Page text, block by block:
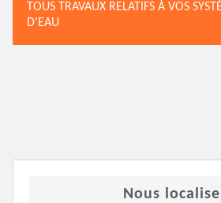
TOUS TRAVAUX RELATIFS À VOS
D’EAU
Nous